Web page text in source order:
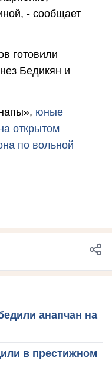
- сообщает
готовили
Бедикян и
юные
открытом
по вольной
анапчан на
в престижном